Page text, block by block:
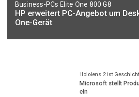
Business-PCs Elite One 800 G8
HP erweitert PC-Angebot um
One-Gerät
Hololens 2 ist
Microsoft stellt
ein